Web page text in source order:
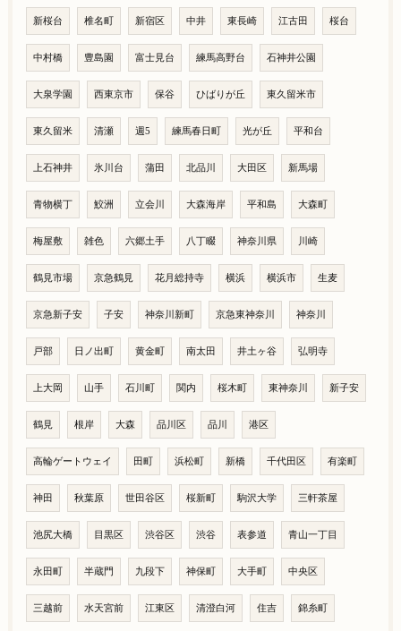
新桜台 椎名町 新宿区 中井 東長崎 江古田 桜台
中村橋 豊島園 富士見台 練馬高野台 石神井公園
大泉学園 西東京市 保谷 ひばりが丘 東久留米市
東久留米 清瀬 週5 練馬春日町 光が丘 平和台
上石神井 氷川台 蒲田 北品川 大田区 新馬場
青物横丁 鮫洲 立会川 大森海岸 平和島 大森町
梅屋敷 雑色 六郷土手 八丁畷 神奈川県 川崎
鶴見市場 京急鶴見 花月総持寺 横浜 横浜市 生麦
京急新子安 子安 神奈川新町 京急東神奈川 神奈川
戸部 日ノ出町 黄金町 南太田 井土ヶ谷 弘明寺
上大岡 山手 石川町 関内 桜木町 東神奈川 新子安
鶴見 根岸 大森 品川区 品川 港区
高輪ゲートウェイ 田町 浜松町 新橋 千代田区 有楽町
神田 秋葉原 世田谷区 桜新町 駒沢大学 三軒茶屋
池尻大橋 目黒区 渋谷区 渋谷 表参道 青山一丁目
永田町 半蔵門 九段下 神保町 大手町 中央区
三越前 水天宮前 江東区 清澄白河 住吉 錦糸町